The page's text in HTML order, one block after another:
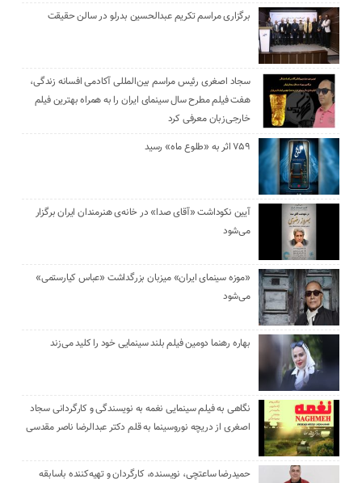
برگزاری مراسم تکریم عبدالحسین بدرلو در سالن حقیقت
سجاد اصغری رئیس مراسم بین‌المللی آکادمی افسانه زندگی،
هفت فیلم مطرح سال سینمای ایران را به همراه بهترین فیلم
خارجی‌زبان معرفی کرد
۷۵۹ اثر به «طلوع ماه» رسید
آیین نکوداشت «آقای صدا» در خانه‌ی هنرمندان ایران برگزار
می‌شود
«موزه سینمای ایران» میزبان بزرگداشت «عباس کیارستمی»
می‌شود
بهاره رهنما دومین فیلم بلند سینمایی خود را کلید می‌زند
نگاهی به فیلم سینمایی نغمه به نویسندگی و کارگردانی سجاد
اصغری از دریچه نوروسینما به قلم دکتر عبدالرضا ناصر مقدسی
حمیدرضا ساعتچی، نویسنده، کارگردان و تهیه‌کننده باسابقه